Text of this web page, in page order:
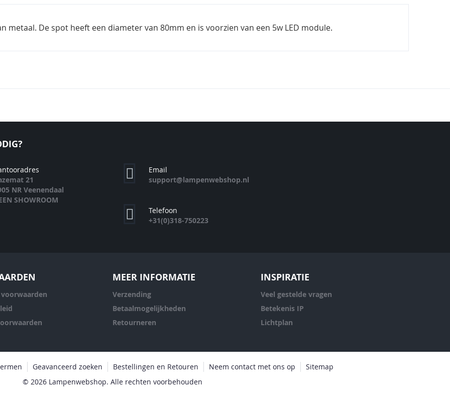
metaal. De spot heeft een diameter van 80mm en is voorzien van een 5w LED module.
21
NR Veenendaal
SHOWROOM
Email
support@lampenwebshop.nl
Telefoon
+31(0)318-750223
MEER INFORMATIE
Verzending
Betaalmogelijkheden
Retourneren
INSPIRATIE
Veel gestelde vragen
Betekenis IP
Lichtplan
Geavanceerd zoeken Bestellingen en Retouren Neem contact met ons op
Sitemap
© 2026 Lampenwebshop. Alle rechten voorbehouden